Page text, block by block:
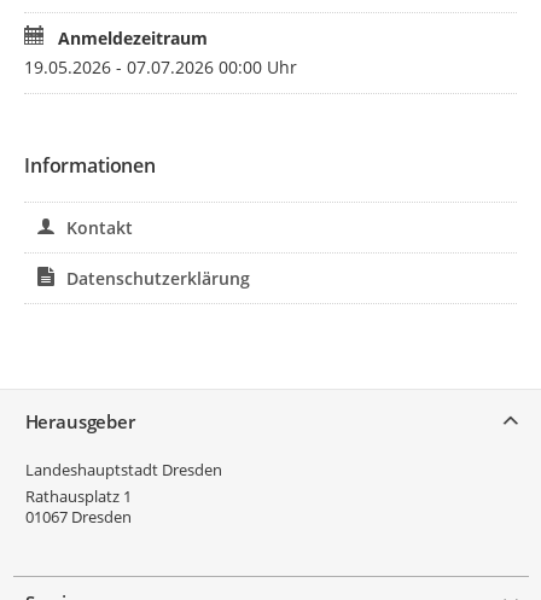
Anmeldezeitraum
19.05.2026 - 07.07.2026 00:00 Uhr
Informationen
Kontakt
Datenschutzerklärung
Herausgeber
Landeshauptstadt Dresden
Rathausplatz 1
01067 Dresden